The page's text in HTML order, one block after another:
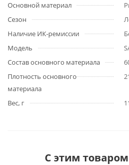
Основной материал
Сезон
Наличие ИК-ремиссии
Модель
Состав основного материала
Плотность основного
материала
Вес, г
С этим